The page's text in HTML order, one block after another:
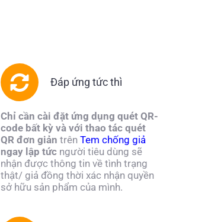
Đáp ứng tức thì
Chỉ cần cài đặt ứng dụng quét QR-
code bất kỳ và với thao tác quét
QR đơn giản trên Tem chống giả
ngay lập tức người tiêu dùng sẽ
nhận được thông tin về tình trạng
thật/ giả đồng thời xác nhận quyền
sở hữu sản phẩm của mình.